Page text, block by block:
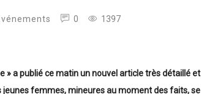
0 1397
» a publié ce matin un nouvel article très détaillé et
femmes, mineures au moment des faits, se